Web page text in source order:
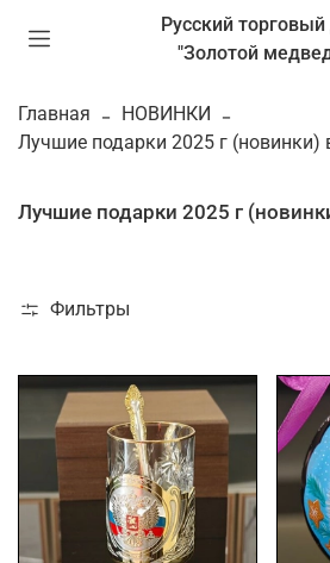
Русский
"Золотой
Главная
НОВИНКИ
Лучшие подарки 2025 г (новинки)
Лучшие подарки 2025 г
Фильтры